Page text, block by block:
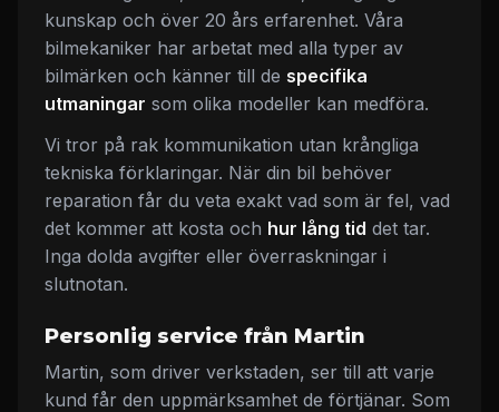
kunskap och över 20 års erfarenhet. Våra
bilmekaniker har arbetat med alla typer av
bilmärken och känner till de specifika
utmaningar som olika modeller kan medföra.
Vi tror på rak kommunikation utan krångliga
tekniska förklaringar. När din bil behöver
reparation får du veta exakt vad som är fel, vad
det kommer att kosta och hur lång tid det tar.
Inga dolda avgifter eller överraskningar i
slutnotan.
Personlig service från Martin
Martin, som driver verkstaden, ser till att varje
kund får den uppmärksamhet de förtjänar. Som